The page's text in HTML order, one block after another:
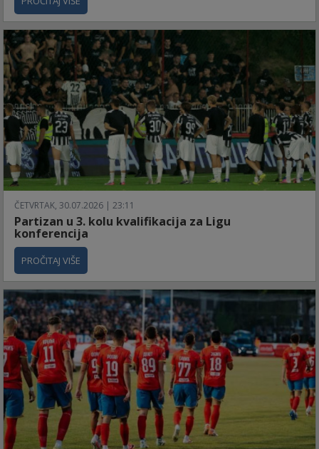
ČETVRTAK, 30.07.2026 | 23:11
Partizan u 3. kolu kvalifikacija za Ligu
konferencija
PROČITAJ VIŠE